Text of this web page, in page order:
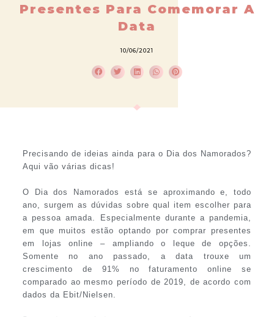
Presentes Para Comemorar A
Data
10/06/2021
Precisando de ideias ainda para o Dia dos Namorados?
Aqui vão várias dicas!
O Dia dos Namorados está se aproximando e, todo
ano, surgem as dúvidas sobre qual item escolher para
a pessoa amada. Especialmente durante a pandemia,
em que muitos estão optando por comprar presentes
em lojas online – ampliando o leque de opções.
Somente no ano passado, a data trouxe um
crescimento de 91% no faturamento online se
comparado ao mesmo período de 2019, de acordo com
dados da Ebit/Nielsen.